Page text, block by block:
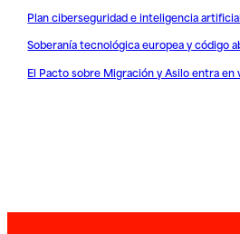
Plan ciberseguridad e inteligencia artificial
Soberanía tecnológica europea y código
El Pacto sobre Migración y Asilo entra en